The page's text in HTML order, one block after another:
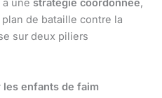
une stratégie coordonnée,
de bataille contre la
sur deux piliers
enfants de faim